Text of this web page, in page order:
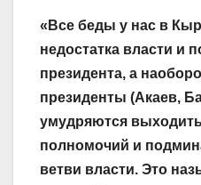
«Все беды у нас в
недостатка власти и
президента, а
президенты (Акаев,
умудряются
полномочий и
ветви власти. Это